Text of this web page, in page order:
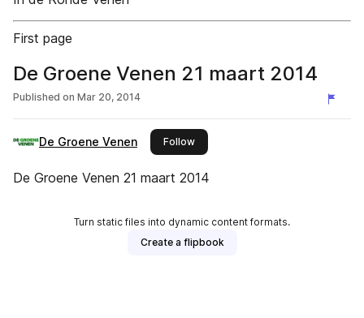
First page
De Groene Venen 21 maart 2014
Published on Mar 20, 2014
De Groene Venen Followthis publisher
De Groene Venen 21 maart 2014
Turn static files into dynamic content formats.
Create a flipbook